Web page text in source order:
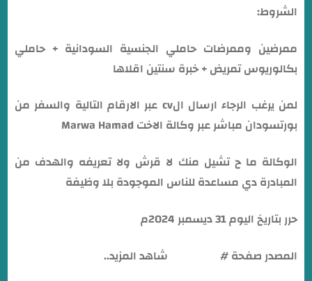
الشروط:
ممرضين وممرضات حاملي الجنسية السودانية + حاملي
بكالوريوس تمريض + خبرة سنتين اقلاها
لمن يرغب الرجاء ارسال الcv عبر الارقام التالية والسفر من
بورتسودان مباشر عبر وكالة الاخت Marwa Hamad
الوكالة ما ح تشيل منك لا قرش ولا تعريفه والهدف من
المبادرة دي مساعدة للناس الموجودة بلا وظيفة
حرر بتاريخ اليوم 31 ديسمبر 2024م
المصدر صفحة #
شاهد المزيد..